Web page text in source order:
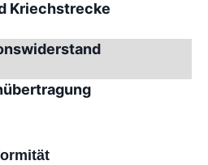
Kriechstrecke